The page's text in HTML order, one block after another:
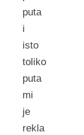
puta
i
isto
toliko
puta
mi
je
rekla